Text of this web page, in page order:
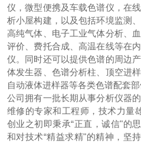
仪，微型便携及车载色谱仪，在
析小屋构建，以及包括环境监测
高纯气体、电子工业气体分析、
评价、费托合成、高温在线等在
仪。同时还可以提供色谱的周边
体发生器、色谱分析柱、顶空进
自动液体进样器等各类色谱配套部
公司拥有一批长期从事分析仪器
维修的专家和工程师，技术力量
创业之初即秉承“正直，诚信"的
和对技术“精益求精"的精神，坚